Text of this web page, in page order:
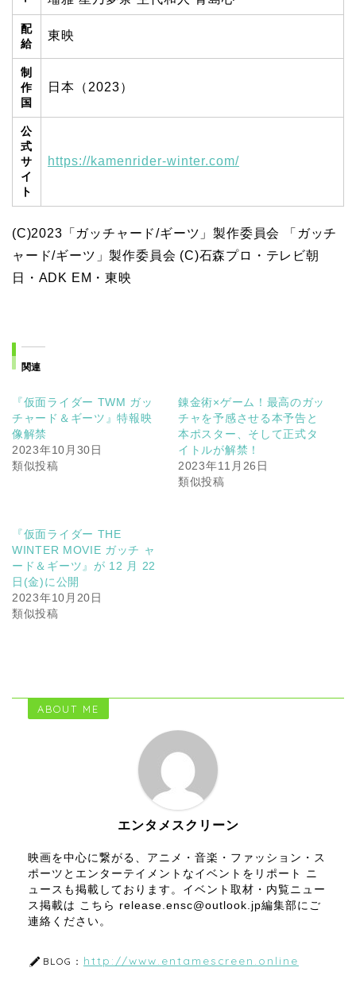
配
給
東映
制
作
国
日本（2023）
公
式
サ
イ
ト
https://kamenrider-winter.com/
(C)2023「ガッチャード/ギーツ」製作委員会 「ガッチ
ャード/ギーツ」製作委員会 (C)石森プロ・テレビ朝
日・ADK EM・東映
関連
『仮面ライダー TWM ガッ
チャード＆ギーツ』特報映
像解禁
2023年10月30日
類似投稿
錬金術×ゲーム！最高のガッ
チャを予感させる本予告と
本ポスター、そして正式タ
イトルが解禁！
2023年11月26日
類似投稿
『仮面ライダー THE
WINTER MOVIE ガッチ ャ
ード＆ギーツ』が 12 月 22
日(金)に公開
2023年10月20日
類似投稿
ABOUT ME
エンタメスクリーン
映画を中心に繋がる、アニメ・音楽・ファッション・ス
ポーツとエンターテイメントなイベントをリポート ニ
ュースも掲載しております。イベント取材・内覧ニュー
ス掲載は こちら release.ensc@outlook.jp編集部にご
連絡ください。
BLOG： http://www.entamescreen.online